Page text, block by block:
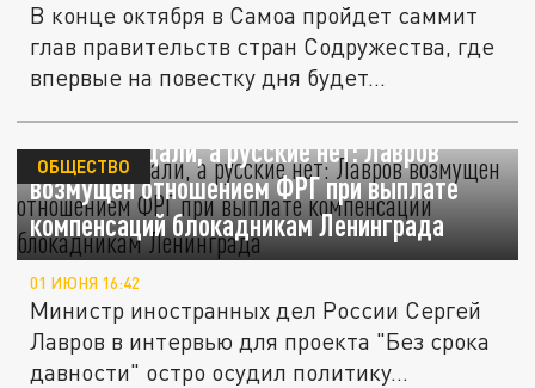
В конце октября в Самоа пройдет саммит
глав правительств стран Содружества, где
впервые на повестку дня будет...
Евреи страдали, а русские нет: Лавров
возмущен отношением ФРГ при выплате
компенсаций блокадникам Ленинграда
ОБЩЕСТВО
01 ИЮНЯ 16:42
Министр иностранных дел России Сергей
Лавров в интервью для проекта "Без срока
давности" остро осудил политику...